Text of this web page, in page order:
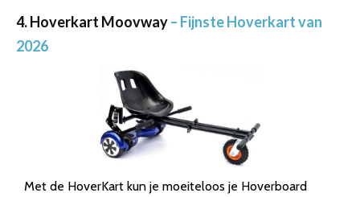
4. Hoverkart Moovway– Fijnste Hoverkart van
2026
Met de HoverKart kun je moeiteloos je Hoverboard